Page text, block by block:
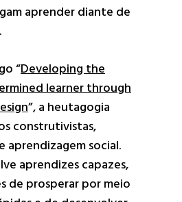
aprender diante de
“Developing the
learner through
”, a heutagogia
construtivistas,
aprendizagem social.
aprendizes capazes,
de prosperar por meio